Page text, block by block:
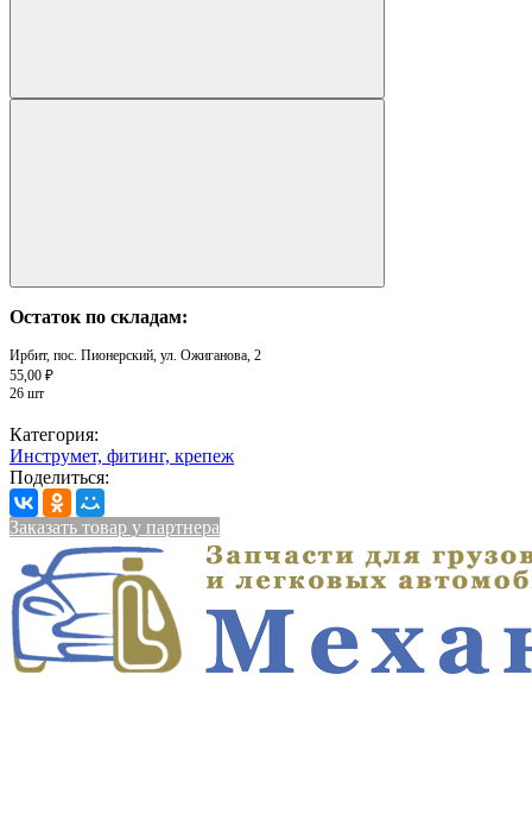
Остаток по складам:
Ирбит, пос. Пионерский, ул. Ожиганова, 2
55,00 ₽
26 шт
Категория:
Инструмет, фитинг, крепеж
Поделиться:
Заказать товар у партнера